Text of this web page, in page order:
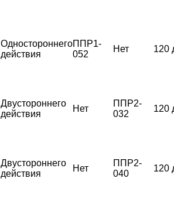
Одностороннего
действия
ППР1-
052
Нет 120
Двустороннего
действия
Нет
ППР2-
032
120
Двустороннего
действия
Нет
ППР2-
040
120